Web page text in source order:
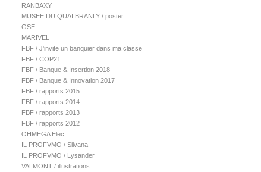
RANBAXY
MUSEE DU QUAI BRANLY / poster
GSE
MARIVEL
FBF / J'invite un banquier dans ma classe
FBF / COP21
FBF / Banque & Insertion 2018
FBF / Banque & Innovation 2017
FBF / rapports 2015
FBF / rapports 2014
FBF / rapports 2013
FBF / rapports 2012
OHMEGA Elec.
IL PROFVMO / Silvana
IL PROFVMO / Lysander
VALMONT / illustrations